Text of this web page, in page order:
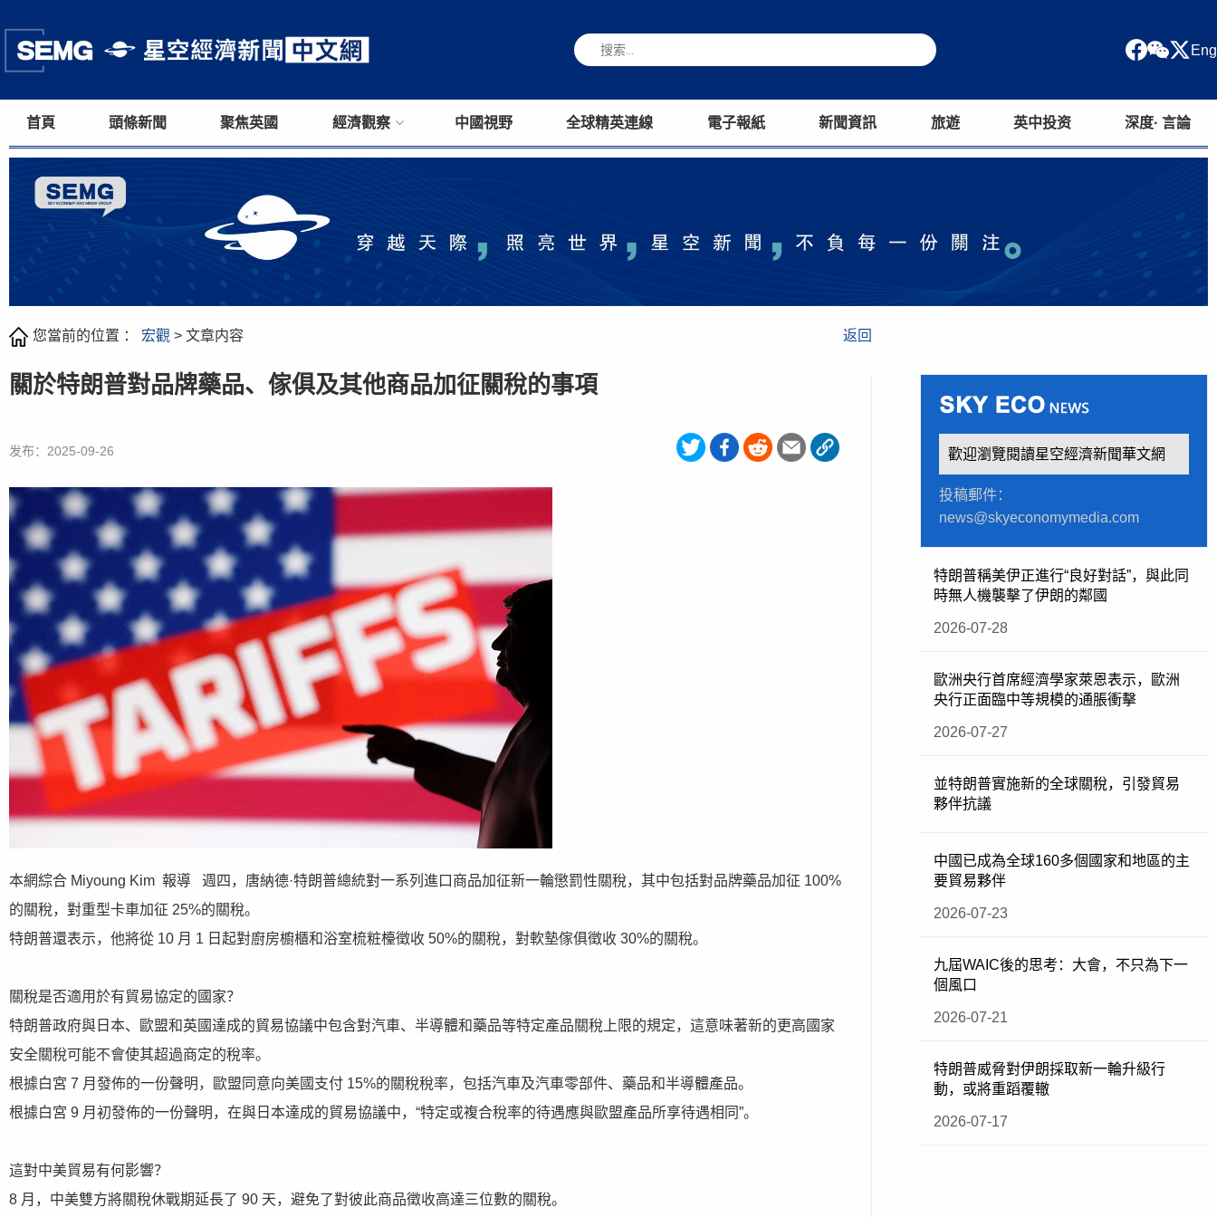
Eng
首頁 頭條新聞 聚焦英國 經濟觀察 中國視野 全球精英連線 電子報紙 新聞資訊 旅遊 英中投资 深度· 言論
您當前的位置 ： 宏觀 > 文章内容 返回
關於特朗普對品牌藥品、傢俱及其他商品加征關稅的事項
发布：2025-09-26
本網綜合 Miyoung Kim 報導 週四，唐納德·特朗普總統對一系列進口商品加征新一輪懲罰性關稅，其中包括對品牌藥品加征 100%
的關稅，對重型卡車加征 25%的關稅。
特朗普還表示，他將從 10 月 1 日起對廚房櫥櫃和浴室梳粧檯徵收 50%的關稅，對軟墊傢俱徵收 30%的關稅。
關稅是否適用於有貿易協定的國家？
特朗普政府與日本、歐盟和英國達成的貿易協議中包含對汽車、半導體和藥品等特定產品關稅上限的規定，這意味著新的更高國家
安全關稅可能不會使其超過商定的稅率。
根據白宮 7 月發佈的一份聲明，歐盟同意向美國支付 15%的關稅稅率，包括汽車及汽車零部件、藥品和半導體產品。
根據白宮 9 月初發佈的一份聲明，在與日本達成的貿易協議中，“特定或複合稅率的待遇應與歐盟產品所享待遇相同”。
這對中美貿易有何影響？
8 月，中美雙方將關稅休戰期延長了 90 天，避免了對彼此商品徵收高達三位數的關稅。
歡迎瀏覽閱讀星空經濟新聞華文網
投稿郵件：
news@skyeconomymedia.com
特朗普稱美伊正進行“良好對話”，與此同
時無人機襲擊了伊朗的鄰國
2026-07-28
歐洲央行首席經濟學家萊恩表示，歐洲
央行正面臨中等規模的通脹衝擊
2026-07-27
並特朗普實施新的全球關稅，引發貿易
夥伴抗議
中國已成為全球160多個國家和地區的主
要貿易夥伴
2026-07-23
九屆WAIC後的思考：大會，不只為下一
個風口
2026-07-21
特朗普威脅對伊朗採取新一輪升級行
動，或將重蹈覆轍
2026-07-17